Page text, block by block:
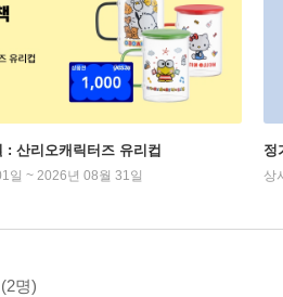
: 산리오캐릭터즈 유리컵
일 ~ 2026년 08월 31일
정
상
(2명)